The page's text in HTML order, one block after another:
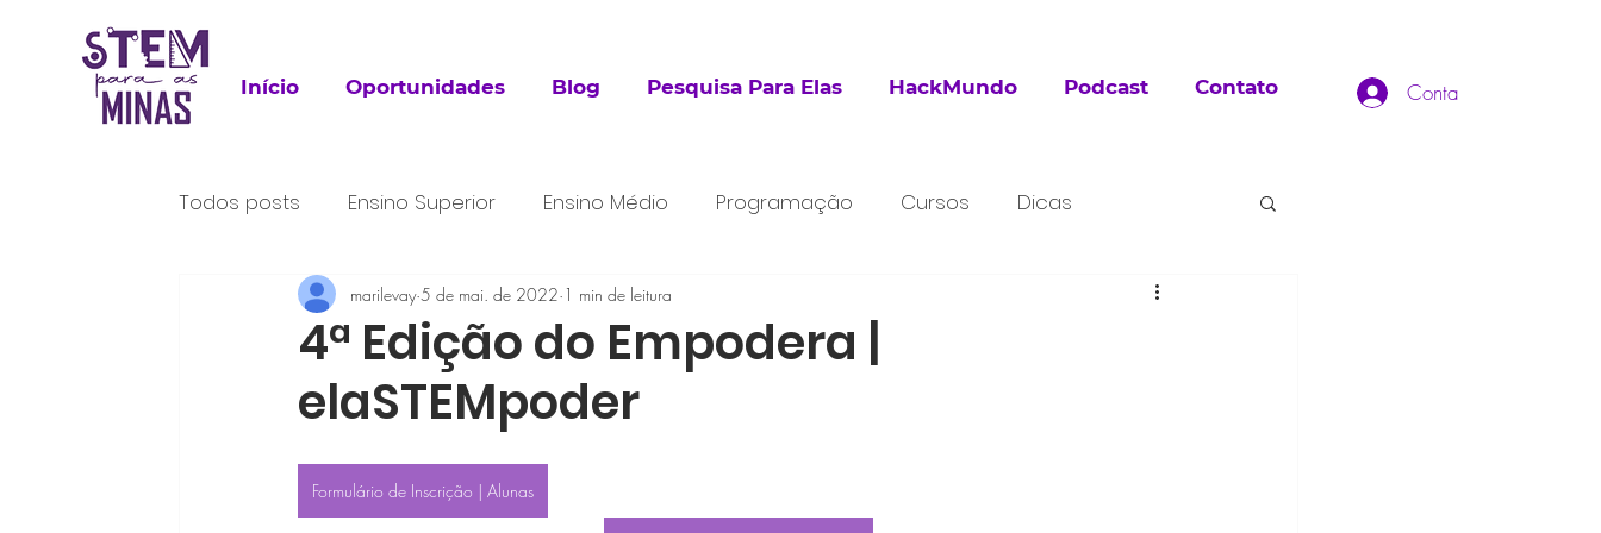
Início Oportunidades Blog Pesquisa Para Elas HackMundo Podcast Contato Conta
Todos posts Ensino Superior Ensino Médio Programação Cursos Dicas
Para Leitura Trabalho Pesquisa Extracurricular
4ª Edição do Empodera |
elaSTEMpoder
marilevay 5 de mai. de 2022 1 min de leitura
Formulário de Inscrição | Alunas